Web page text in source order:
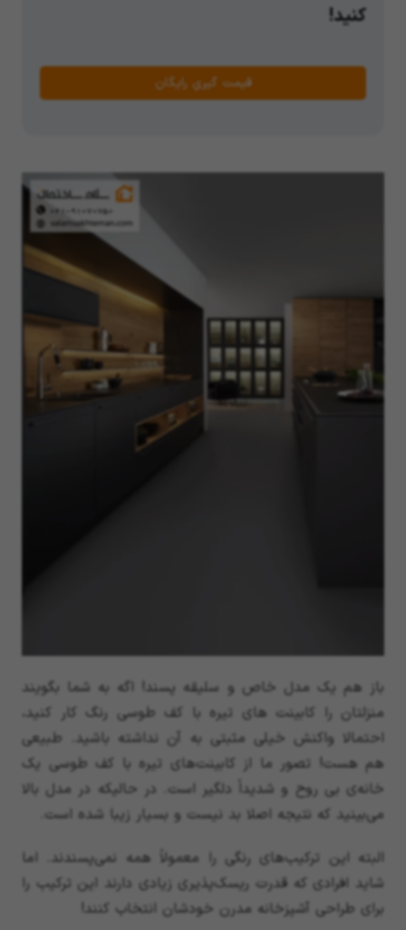
کنید!
قیمت گیریِ رایگان
باز هم یک مدل خاص و سلیقه پسند! اگه به شما بگویند
منزلتان را کابینت های تیره با کف طوسی رنگ کار کنید،
احتمالا واکنش خیلی مثبتی به آن نداشته باشید. طبیعی
هم هست! تصور ما از کابینت‌های تیره با کف طوسی یک
خانه‌ی بی روح و شدیداً دلگیر است. در حالیکه در مدل بالا
می‌بینید که نتیجه اصلا بد نیست و بسیار زیبا شده است.
البته این ترکیب‌های رنگی را معمولاً همه نمی‌پسندند. اما
شاید افرادی که قدرت ریسک‌پذیری زیادی دارند این ترکیب را
برای طراحی آشپزخانه مدرن خودشان انتخاب کنند!